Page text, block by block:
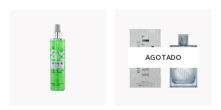
AGOTADO